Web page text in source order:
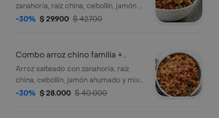
zanahoria, raíz china, cebollín, jamón y
mix de verduras, en salsa soya,
-30% $ 29.900 $ 42.700
Combo arroz chino familia +
bebida litro
Arroz salteado con zanahoria, raíz
china, cebollin, jamón ahumado y mix
de verduras, en salsa soya.
-30% $ 28.000 $ 40.000